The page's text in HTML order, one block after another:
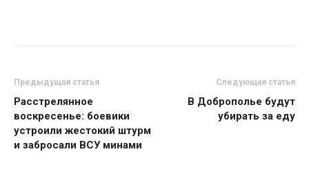
Предыдущая статья
Расстрелянное
воскресенье: боевики
устроили жестокий штурм
и забросали ВСУ минами
Следующая статья
В Доброполье будут
убирать за еду